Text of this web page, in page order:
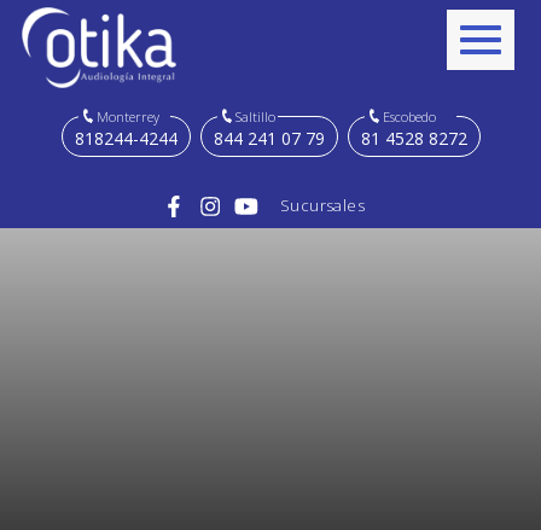
Monterrey
818244-4244
Saltillo
844 241 07 79
Escobedo
81 4528 8272
Sucursales